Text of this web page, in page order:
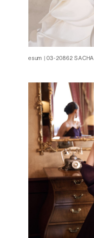
esum | 03-20862 SACHA